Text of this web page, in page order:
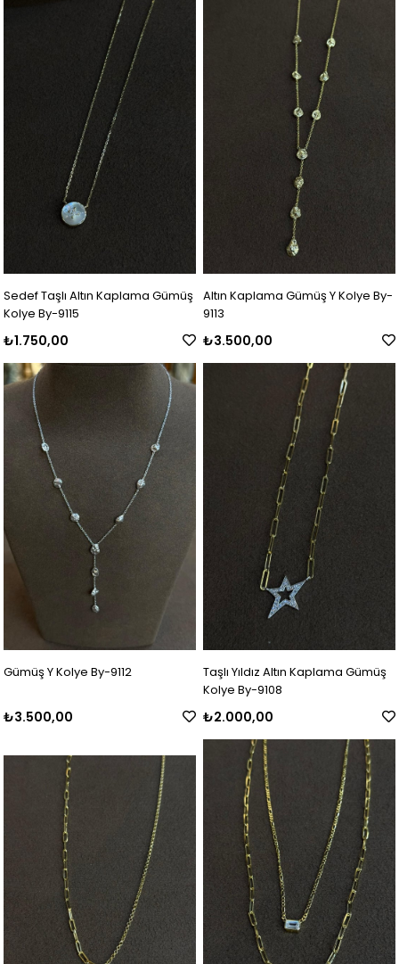
Sedef Taşlı Altın Kaplama Gümüş
Kolye By-9115
₺1.750,00
Altın Kaplama Gümüş Y Kolye By-
9113
₺3.500,00
Gümüş Y Kolye By-9112
₺3.500,00
Taşlı Yıldız Altın Kaplama Gümüş
Kolye By-9108
₺2.000,00